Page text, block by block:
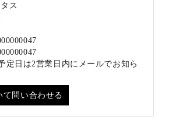
ス
定日は2営業日内にメールでお知ら
て問い合わせる